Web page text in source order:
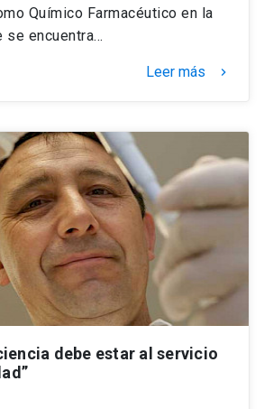
Químico Farmacéutico en la
se encuentra…
Leer más keyboard_arrow_right
debe estar al servicio